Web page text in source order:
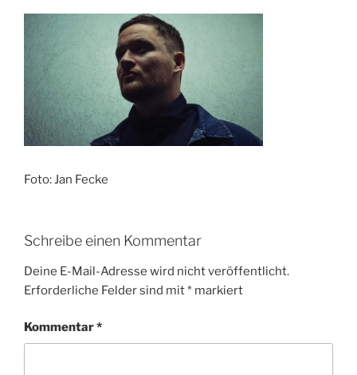
Foto: Jan Fecke
Schreibe einen Kommentar
Deine E-Mail-Adresse wird nicht veröffentlicht.
Erforderliche Felder sind mit* markiert
Kommentar*